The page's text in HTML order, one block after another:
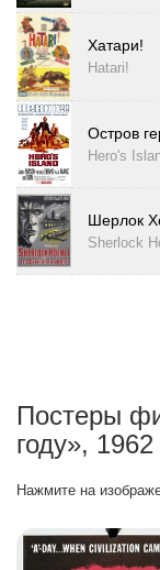
Хатари!
Hatari!
Остров
Hero's
Шерлок
Sherlock
Постеры
году», 1962
Нажмите на